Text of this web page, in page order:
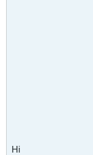
Hi